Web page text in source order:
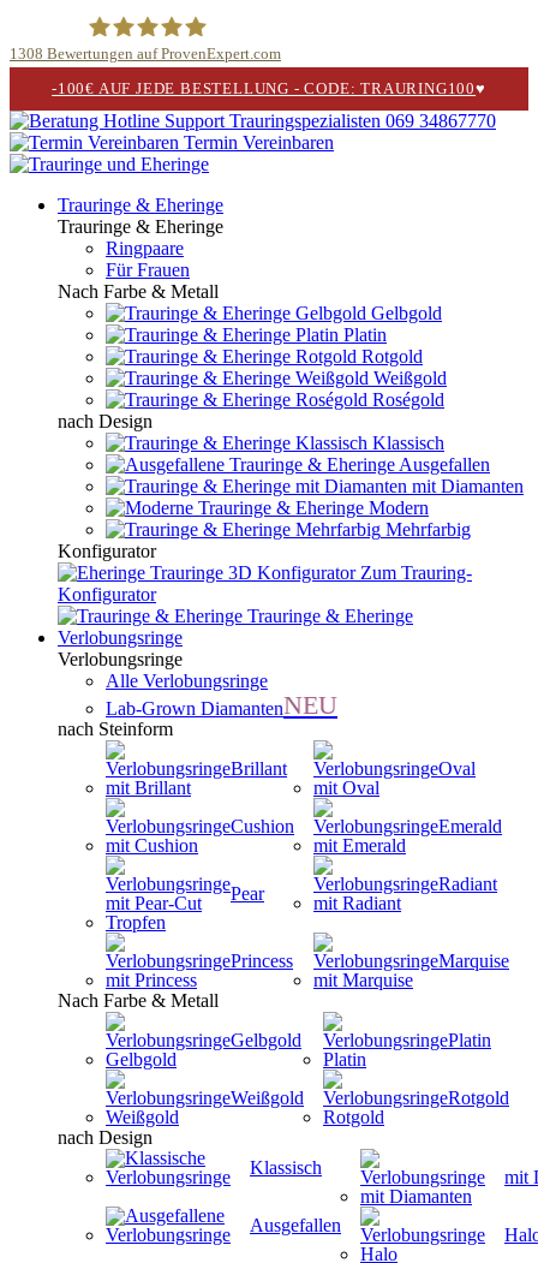
Trauringspezialisten.de
1308 Bewertungen auf ProvenExpert.com
-100€ AUF JEDE BESTELLUNG - CODE: TRAURING100♥
069 34867770
Termin Vereinbaren
Trauringe & Eheringe
Trauringe & Eheringe
Ringpaare
Für Frauen
Nach Farbe & Metall
Gelbgold
Platin
Rotgold
Weißgold
Roségold
nach Design
Klassisch
Ausgefallen
mit Diamanten
Modern
Mehrfarbig
Konfigurator
Zum Trauring-
Konfigurator
Trauringe & Eheringe
Verlobungsringe
Verlobungsringe
Alle Verlobungsringe
Lab-Grown DiamantenNEU
nach Steinform
Brillant
Oval
Cushion Emerald
Pear Radiant
Princess
Marquise
Nach Farbe & Metall
Gelbgold
Platin
Weißgold
Rotgold
nach Design
Klassisch
mit
Ausgefallen